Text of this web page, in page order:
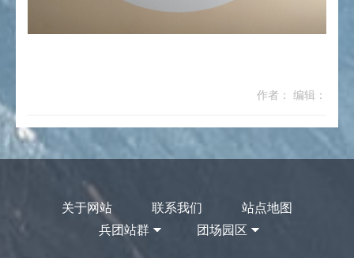
作者： 编辑：
关于网站 联系我们
站点地图
兵团站群
团场园区